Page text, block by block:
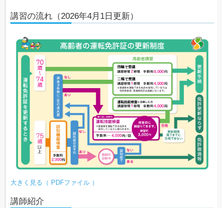
講習の流れ（2026年4月1日更新）
大きく見る（ PDFファイル ）
講師紹介